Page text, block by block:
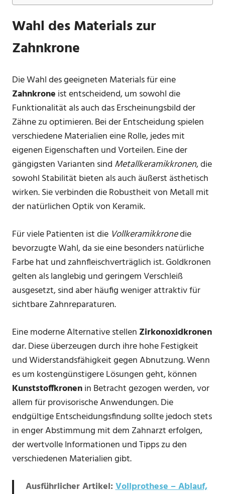
Wahl des Materials zur
Zahnkrone
Die Wahl des geeigneten Materials für eine
Zahnkrone ist entscheidend, um sowohl die
Funktionalität als auch das Erscheinungsbild der
Zähne zu optimieren. Bei der Entscheidung spielen
verschiedene Materialien eine Rolle, jedes mit
eigenen Eigenschaften und Vorteilen. Eine der
gängigsten Varianten sind Metallkeramikkronen, die
sowohl Stabilität bieten als auch äußerst ästhetisch
wirken. Sie verbinden die Robustheit von Metall mit
der natürlichen Optik von Keramik.
Für viele Patienten ist die Vollkeramikkronedie
bevorzugte Wahl, da sie eine besonders natürliche
Farbe hat und zahnfleischverträglich ist. Goldkronen
gelten als langlebig und geringem Verschleiß
ausgesetzt, sind aber häufig weniger attraktiv für
sichtbare Zahnreparaturen.
Eine moderne Alternative stellen Zirkonoxidkronen
dar. Diese überzeugen durch ihre hohe Festigkeit
und Widerstandsfähigkeit gegen Abnutzung. Wenn
es um kostengünstigere Lösungen geht, können
Kunststoffkronenin Betracht gezogen werden, vor
allem für provisorische Anwendungen. Die
endgültige Entscheidungsfindung sollte jedoch stets
in enger Abstimmung mit dem Zahnarzt erfolgen,
der wertvolle Informationen und Tipps zu den
verschiedenen Materialien gibt.
Ausführlicher Artikel:Vollprothese – Ablauf,